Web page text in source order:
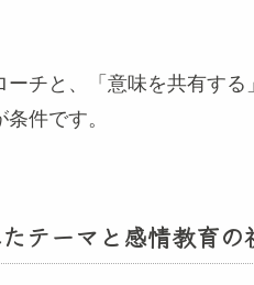
チと、「意味を共有す
件です。
テーマと感情教育の